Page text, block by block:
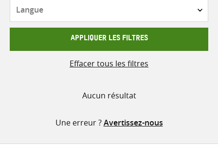
APPLIQUER LES FILTRES
Effacer tous les filtres
Aucun résultat
Une erreur ?Avertissez-nous